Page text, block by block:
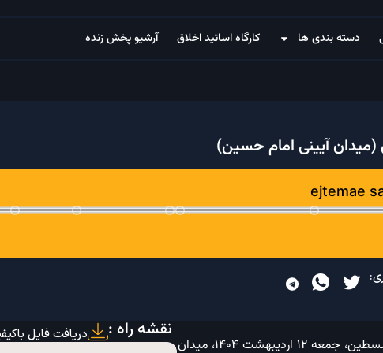
دسته بندی ها کارگاه اساتید اخلاق آرشیو پخش زنده
آیینی امام حسین)
بیانات استاد محمد شجاعی در مراسم استغاثهٔ فریاد فلسطین، جمعه ۱۲ اردیبهشت ۱۴۰۴، میدان
نقشه راه : دریافت فایل